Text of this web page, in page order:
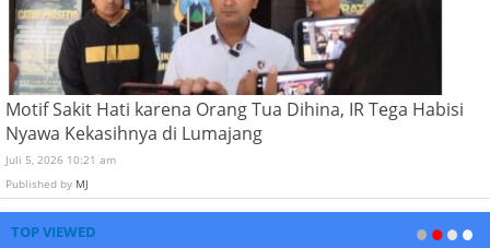
Motif Sakit Hati karena Orang Tua Dihina, IR Tega Habisi
Nyawa Kekasihnya di Lumajang
Juli 5, 2026 10:21 am
Published by MJ
TOP VIEWED